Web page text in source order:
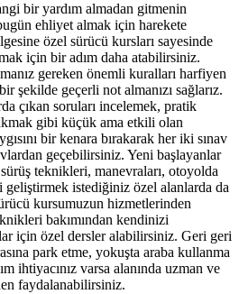
bir yardım almadan gitmenin
ehliyet almak için harekete
özel sürücü kursları sayesinde
için bir adım daha atabilirsiniz.
gereken önemli kuralları harfiyen
şekilde geçerli not almanızı sağlarız.
çıkan soruları incelemek, pratik
gibi küçük ama etkili olan
bir kenara bırakarak her iki sınav
geçebilirsiniz. Yeni başlayanlar
teknikleri, manevraları, otoyolda
istediğiniz özel alanlarda da
kursumuzun hizmetlerinden
bakımından kendinizi
için özel dersler alabilirsiniz. Geri geri
park etme, yokuşta araba kullanma
ihtiyacınız varsa alanında uzman ve
faydalanabilirsiniz.